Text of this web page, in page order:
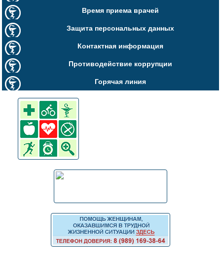
Время приема врачей
Защита персональных данных
Контактная информация
Противодействие коррупции
Горячая линия